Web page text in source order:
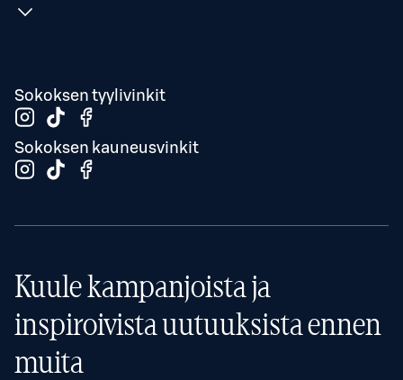
Sokoksen tyylivinkit
Sokoksen kauneusvinkit
Kuule kampanjoista ja
inspiroivista uutuuksista ennen
muita